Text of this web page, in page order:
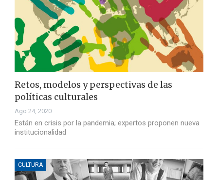
Retos, modelos y perspectivas de las
políticas culturales
Ago 24, 2020
Están en crisis por la pandemia; expertos proponen nueva
institucionalidad
CULTURA